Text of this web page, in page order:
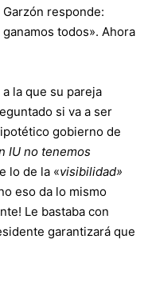
responde:
todos». Ahora
la que su pareja
si va a ser
gobierno de
IU no tenemos
lo de la «visibilidad»
eso da lo mismo
Le bastaba con
garantizará que